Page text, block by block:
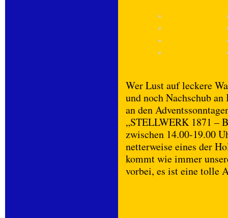
Wer Lust auf leckere
und noch Nachschub
an den
„STELLWERK 1871 –
zwischen 14.00-19.00
netterweise eines der
kommt wie immer
vorbei, es ist eine tolle